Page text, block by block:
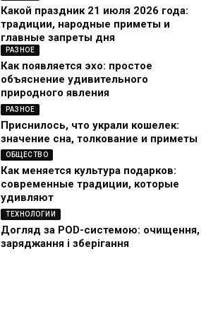
Какой праздник 21 июля 2026 года:
традиции, народные приметы и
главные запреты дня
РАЗНОЕ
Как появляется эхо: простое
объяснение удивительного
природного явления
РАЗНОЕ
Приснилось, что украли кошелек:
значение сна, толкование и приметы
ОБЩЕСТВО
Как меняется культура подарков:
современные традиции, которые
удивляют
ТЕХНОЛОГИИ
Догляд за POD-системою: очищення,
заряджання і зберігання